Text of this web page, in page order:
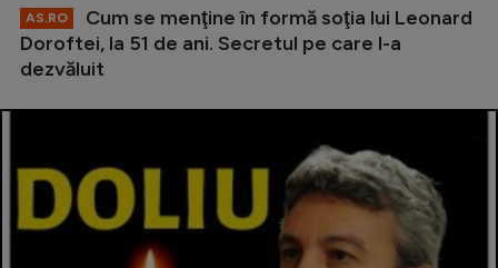
AS.RO
Cum se menţine în formă soţia lui Leonard
Doroftei, la 51 de ani. Secretul pe care l-a
dezvăluit